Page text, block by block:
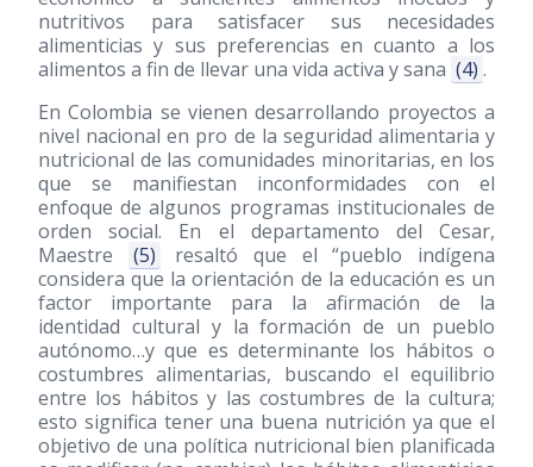
nutritivos para satisfacer sus necesidades
alimenticias y sus preferencias en cuanto a los
alimentos a fin de llevar una vida activa y sana (4) .
En Colombia se vienen desarrollando proyectos a
nivel nacional en pro de la seguridad alimentaria y
nutricional de las comunidades minoritarias, en los
que se manifiestan inconformidades con el
enfoque de algunos programas institucionales de
orden social. En el departamento del Cesar,
Maestre
(5)
resaltó que el “pueblo indígena
considera que la orientación de la educación es un
factor importante para la afirmación de la
identidad cultural y la formación de un pueblo
autónomo…y que es determinante los hábitos o
costumbres alimentarias, buscando el equilibrio
entre los hábitos y las costumbres de la cultura;
esto significa tener una buena nutrición ya que el
objetivo de una política nutricional bien planificada